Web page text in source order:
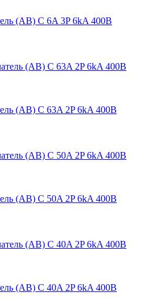
(АВ) C 6A 3P 6kA 400В
(АВ) C 63A 2P 6kA 400В
(АВ) C 50A 2P 6kA 400В
(АВ) C 40A 2P 6kA 400В